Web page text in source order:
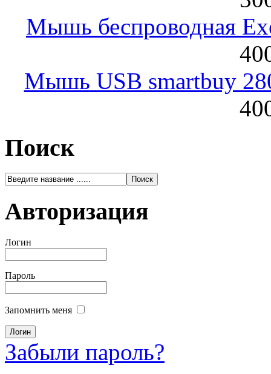
Мышь беспроводная
Мышь USB smartbuy
Поиск
Авторизация
Логин
Пароль
Запомнить меня
Забыли пароль?